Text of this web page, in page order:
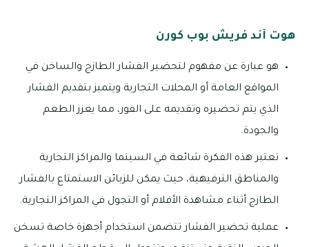
هوت آند فريش بوب كورن
هو عبارة عن مفهوم لتحضير الفشار الطازج والساخن في
المواقع العامة أو المحلات التجارية ويتميز بتقديم الفشار
الذي يتم تحضيره وتقديمه على الفور، مما يعزز الطعم
والجودة.
تعتبر هذه الفكرة شائعة في السينما والمراكز التجارية
والمناطق الترفيهية، حيث يمكن للزبائن الاستمتاع بالفشار
الطازج أثناء مشاهدة الأفلام أو التجول في المراكز التجارية.
عملية تحضير الفشار تتضمن استخدام أجهزة خاصة تسخن